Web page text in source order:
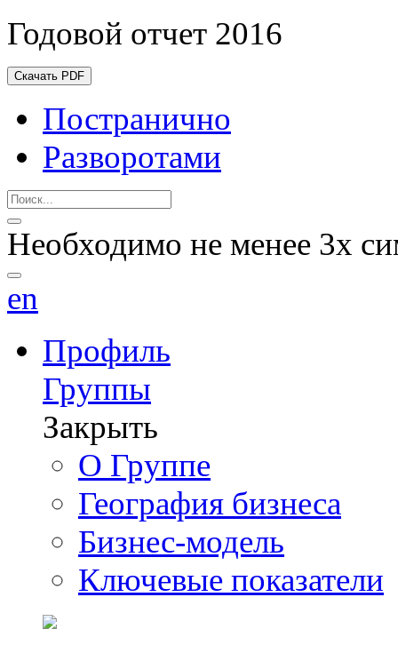
Годовой отчет 2016
Скачать PDF
Постранично
Разворотами
Необходимо не менее 3х
en
Профиль
Группы
Закрыть
О Группе
География бизнеса
Бизнес-модель
Ключевые показатели